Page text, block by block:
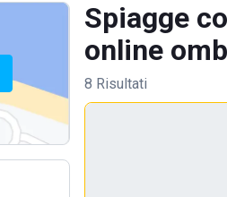
Spiagge
online
8 Risultati